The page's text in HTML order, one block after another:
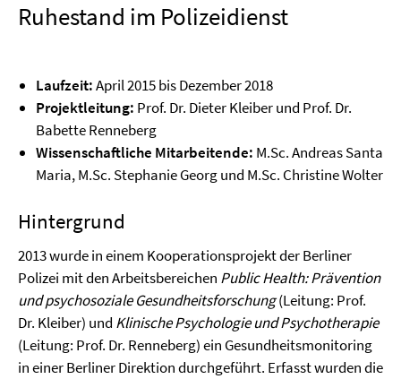
Ruhestand im Polizeidienst
Laufzeit:April 2015 bis Dezember 2018
Projektleitung: Prof. Dr. Dieter Kleiber und Prof. Dr.
Babette Renneberg
Wissenschaftliche Mitarbeitende: M.Sc. Andreas Santa
Maria, M.Sc. Stephanie Georg und M.Sc. Christine Wolter
Hintergrund
2013 wurde in einem Kooperationsprojekt der Berliner
Polizei mit den Arbeitsbereichen Public Health: Prävention
und psychosoziale Gesundheitsforschung(Leitung: Prof.
Dr. Kleiber) und Klinische Psychologie und Psychotherapie
(Leitung: Prof. Dr. Renneberg) ein Gesundheitsmonitoring
in einer Berliner Direktion durchgeführt. Erfasst wurden die